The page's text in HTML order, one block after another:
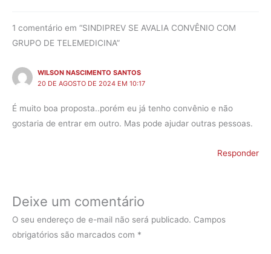
1 comentário em “SINDIPREV SE AVALIA CONVÊNIO COM
GRUPO DE TELEMEDICINA”
WILSON NASCIMENTO SANTOS
20 DE AGOSTO DE 2024 EM 10:17
É muito boa proposta..porém eu já tenho convênio e não
gostaria de entrar em outro. Mas pode ajudar outras pessoas.
Responder
Deixe um comentário
O seu endereço de e-mail não será publicado. Campos
obrigatórios são marcados com *